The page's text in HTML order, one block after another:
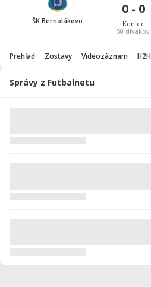
ŠK Bernolákovo
0 - 0
Koniec
50 divákov
Prehľad Zostavy Videozáznam H2H
Správy z Futbalnetu